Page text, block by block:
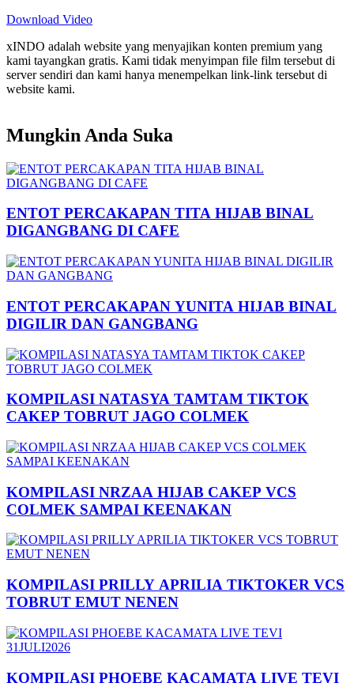
Download Video
xINDO adalah website yang menyajikan konten premium yang
kami tayangkan gratis. Kami tidak menyimpan file film tersebut di
server sendiri dan kami hanya menempelkan link-link tersebut di
website kami.
Mungkin Anda Suka
ENTOT PERCAKAPAN TITA HIJAB BINAL
DIGANGBANG DI CAFE
ENTOT PERCAKAPAN YUNITA HIJAB BINAL
DIGILIR DAN GANGBANG
KOMPILASI NATASYA TAMTAM TIKTOK
CAKEP TOBRUT JAGO COLMEK
KOMPILASI NRZAA HIJAB CAKEP VCS
COLMEK SAMPAI KEENAKAN
KOMPILASI PRILLY APRILIA TIKTOKER VCS
TOBRUT EMUT NENEN
KOMPILASI PHOEBE KACAMATA LIVE TEVI